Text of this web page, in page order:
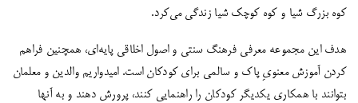
کوه بزرگ شیا و کوه کوچک شیا زندگی می‌کرد.
هدف این مجموعه معرفی فرهنگ سنتی و اصول اخلاقی پایه‌ای، همچنین فراهم
کردن آموزش معنویِ پاک و سالمی برای کودکان است. امیدواریم والدین و معلمان
بتوانند با همکاری یکدیگر کودکان را راهنمایی کنند، پرورش دهند و به آنها